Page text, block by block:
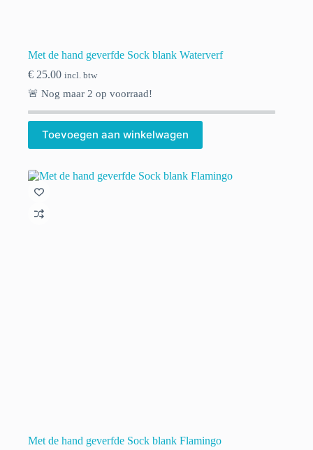
Met de hand geverfde Sock blank Waterverf
€ 25.00 incl. btw
🚨 Nog maar 2 op voorraad!
Toevoegen aan winkelwagen
Met de hand geverfde Sock blank Flamingo